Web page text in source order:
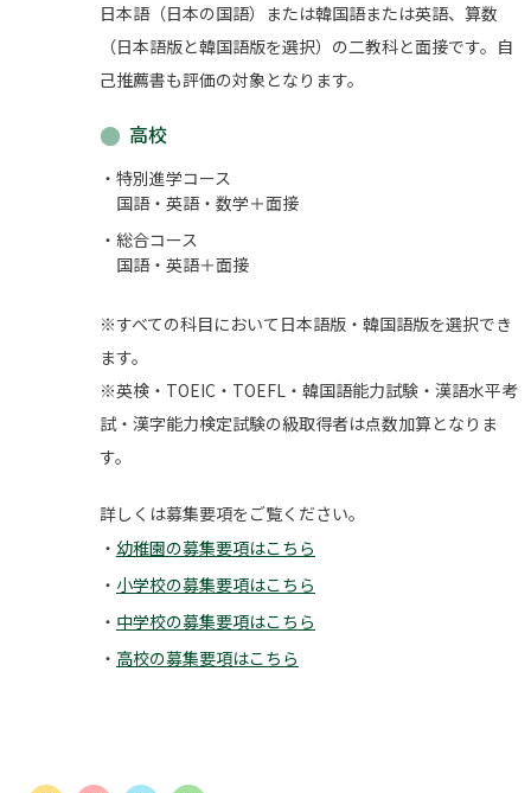
日本語（日本の国語）または韓国語または英語、算数
（日本語版と韓国語版を選択）の二教科と面接です。自
己推薦書も評価の対象となります。
高校
特別進学コース
国語・英語・数学＋面接
総合コース
国語・英語＋面接
※すべての科目において日本語版・韓国語版を選択でき
ます。
※英検・TOEIC・TOEFL・韓国語能力試験・漢語水平考
試・漢字能力検定試験の級取得者は点数加算となりま
す。
詳しくは募集要項をご覧ください。
幼稚園の募集要項はこちら
小学校の募集要項はこちら
中学校の募集要項はこちら
高校の募集要項はこちら